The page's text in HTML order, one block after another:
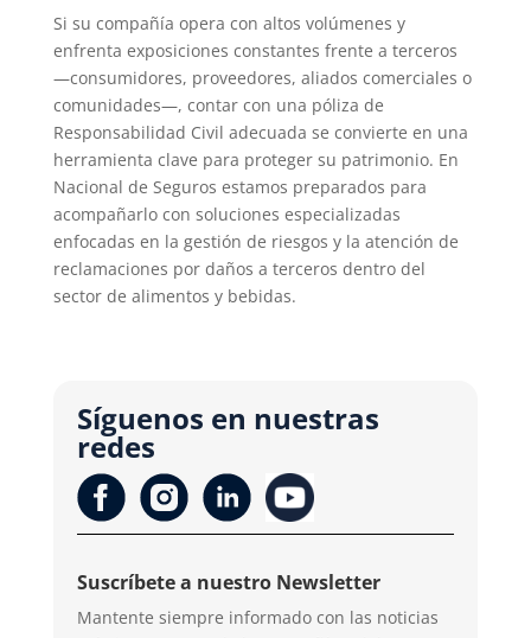
Si su compañía opera con altos volúmenes y
enfrenta exposiciones constantes frente a terceros
—consumidores, proveedores, aliados comerciales o
comunidades—, contar con una póliza de
Responsabilidad Civil adecuada se convierte en una
herramienta clave para proteger su patrimonio. En
Nacional de Seguros estamos preparados para
acompañarlo con soluciones especializadas
enfocadas en la gestión de riesgos y la atención de
reclamaciones por daños a terceros dentro del
sector de alimentos y bebidas.
Síguenos en nuestras
redes
Suscríbete a nuestro Newsletter
Mantente siempre informado con las noticias